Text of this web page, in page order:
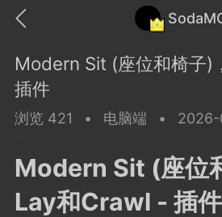
中文社区
Modern Sit (座位和椅子)
插件
浏览 421 • 电脑端 • 2026-
Modern Sit (座位
Lay和Crawl - 插件